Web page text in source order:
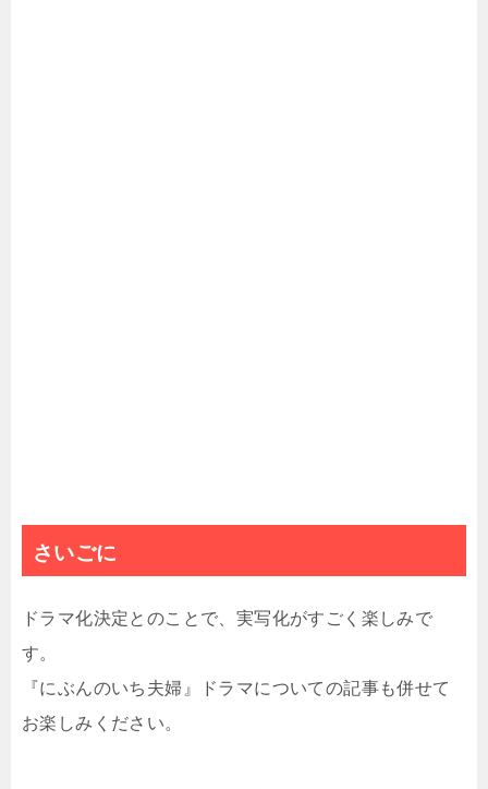
さいごに
ドラマ化決定とのことで、実写化がすごく楽しみで
す。
『にぶんのいち夫婦』ドラマについての記事も併せて
お楽しみください。